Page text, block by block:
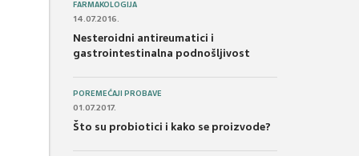
FARMAKOLOGIJA
14.07.2016.
Nesteroidni antireumatici i
gastrointestinalna podnošljivost
POREMEĆAJI PROBAVE
01.07.2017.
Što su probiotici i kako se proizvode?